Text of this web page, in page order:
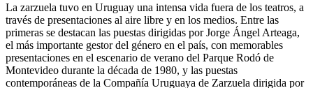
La zarzuela tuvo en Uruguay una intensa vida fuera de los teatros, a
través de presentaciones al aire libre y en los medios. Entre las
primeras se destacan las puestas dirigidas por Jorge Ángel Arteaga,
el más importante gestor del género en el país, con memorables
presentaciones en el escenario de verano del Parque Rodó de
Montevideo durante la década de 1980, y las puestas
contemporáneas de la Compañía Uruguaya de Zarzuela dirigida por